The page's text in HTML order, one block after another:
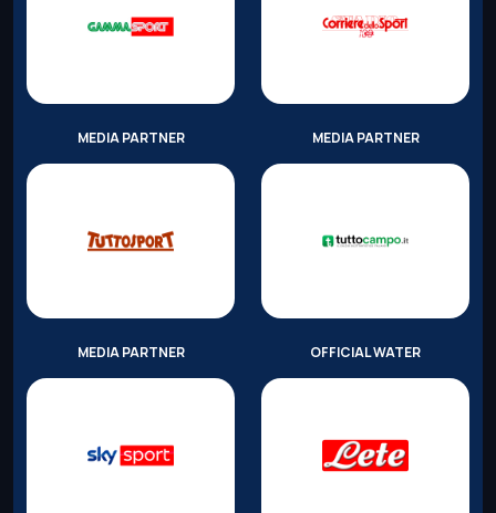
MEDIA PARTNER MEDIA PARTNER
MEDIA PARTNER OFFICIAL WATER